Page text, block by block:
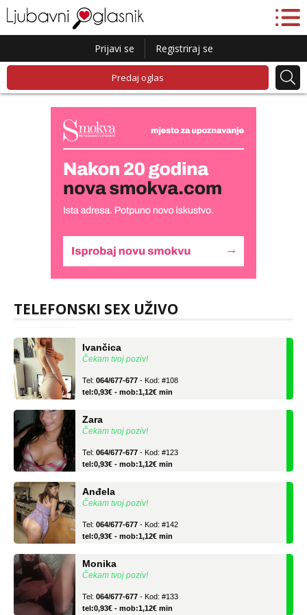
Prijavi se Registriraj se
Predaj oglas
TELEFONSKI SEX UŽIVO
Monika
Čekam tvoj poziv!
tel:0,93€ - mob:1,12€ min
Čekam tvoj poziv!
tel:0,93€ - mob:1,12€ min
Čekam tvoj poziv!
tel:0,93€ - mob:1,12€ min
Čekam tvoj poziv!
tel:0,93€ - mob:1,12€ min
Čekam tvoj poziv!
tel:0,93€ - mob:1,12€ min